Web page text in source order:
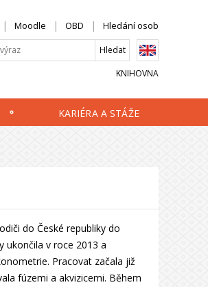
Moodle OBD Hledání osob
KNIHOVNA
KARIÉRA A STÁŽE
do České republiky do
ukončila v roce 2013 a
Pracovat začala již
fúzemi a akvizicemi. Během